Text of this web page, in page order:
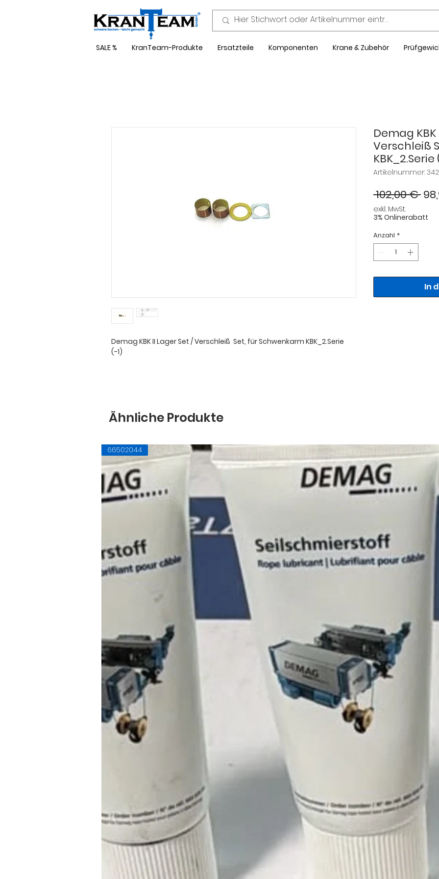
SALE % KranTeam-Produkte Ersatzteile Komponenten Krane & Zubehör
Demag KBK II Lager Set / Verschleiß Set, für Schwenkarm KBK_2.Serie
(-1)
Demag
Verschleiß
KBK_2.Serie
Artikelnummer:
102,00 €
exkl. MwSt.
3% Onlinerabatt
Anzahl *
In
Ähnliche Produkte
66502044